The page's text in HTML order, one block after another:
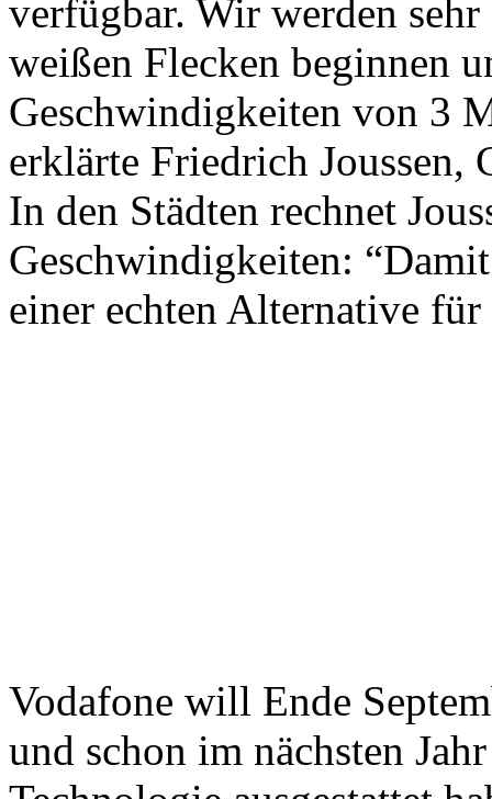
verfügbar. Wir werden
weißen Flecken beginnen
Geschwindigkeiten von 3
erklärte Friedrich Joussen,
In den Städten rechnet
Geschwindigkeiten:
einer echten Alternative für
Vodafone will Ende
und schon im nächsten